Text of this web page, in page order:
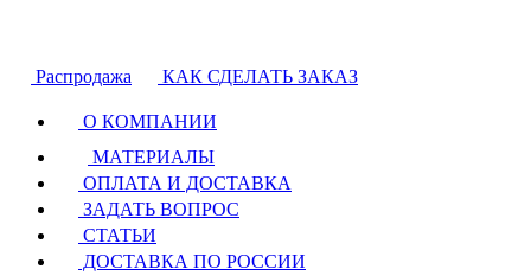
Распродажа КАК СДЕЛАТЬ ЗАКАЗ
О КОМПАНИИ
МАТЕРИАЛЫ
ОПЛАТА И ДОСТАВКА
ЗАДАТЬ ВОПРОС
СТАТЬИ
ДОСТАВКА ПО РОССИИ